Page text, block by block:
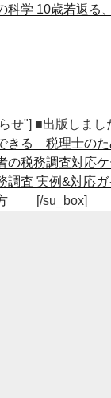
科学 10歳若返る
せ"] ■出版しま
きる 税理士の
の税務調査対応
調査 実例&対応ガ
[/su_box]